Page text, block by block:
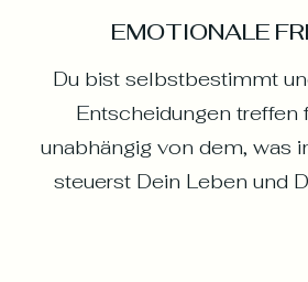
EMOTIONALE
Du bist selbstbestimmt
Entscheidungen treffen
unabhängig von dem, was
steuerst Dein Leben und